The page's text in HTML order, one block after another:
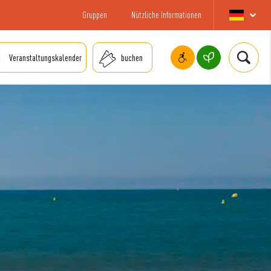
Gruppen Nützliche Informationen
Veranstaltungskalender buchen